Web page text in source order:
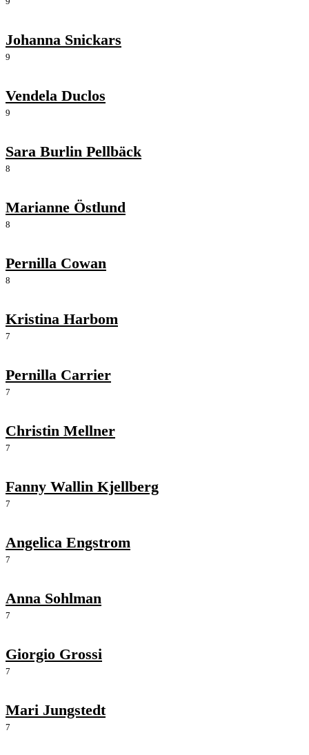
Johanna Snickars
9
Vendela Duclos
9
Sara Burlin Pellbäck
8
Marianne Östlund
8
Pernilla Cowan
8
Kristina Harbom
7
Pernilla Carrier
7
Christin Mellner
7
Fanny Wallin Kjellberg
7
Angelica Engstrom
7
Anna Sohlman
7
Giorgio Grossi
7
Mari Jungstedt
7